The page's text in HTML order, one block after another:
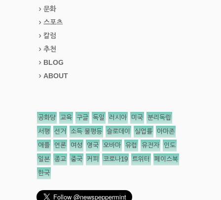
문화
스포츠
칼럼
추천
BLOG
ABOUT
공화당 교육 구글 독일 러시아 미국 분리독립
서평 선거 소득 불평등 슬로데이 실업률 아마존
애플 언론 여성 영국 오바마 유럽 유전자 인도
일본 종교 중국 커피 코로나19 트위터 페이스북
한국